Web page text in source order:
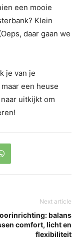
een mooie
Klein
daar gaan we
je van je
een heuse
uitkijkt om
Next article
balans
comfort, licht en
flexibiliteit